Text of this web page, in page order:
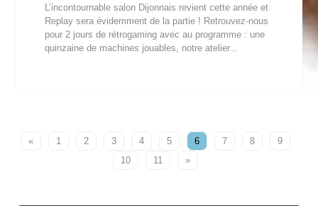
L’incontournable salon Dijonnais revient cette année et
Replay sera évidemment de la partie ! Retrouvez-nous
pour 2 jours de rétrogaming avec au programme : une
quinzaine de machines jouables, notre atelier...
« 1 2 3 4 5 6 7 8
9
10
11 »